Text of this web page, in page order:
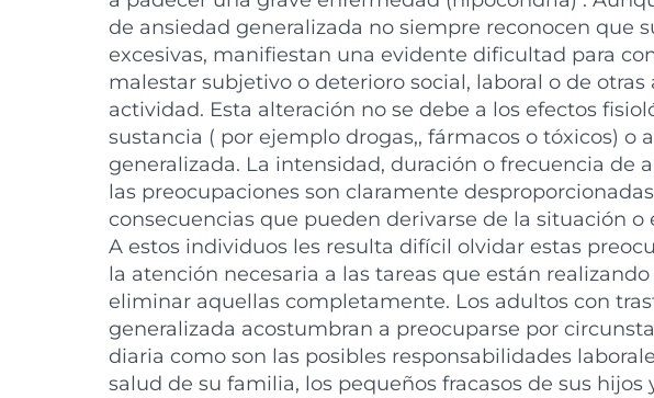
de ansiedad generalizada no siempre reconocen que
excesivas, manifiestan una evidente dificultad para
malestar subjetivo o deterioro social, laboral o de
actividad. Esta alteración no se debe a los efectos
sustancia ( por ejemplo drogas,, fármacos o tóxicos) o
generalizada. La intensidad, duración o frecuencia de
las preocupaciones son claramente
consecuencias que pueden derivarse de la situación
A estos individuos les resulta difícil olvidar estas
la atención necesaria a las tareas que están
eliminar aquellas completamente. Los adultos con
generalizada acostumbran a preocuparse por
diaria como son las posibles responsabilidades
salud de su familia, los pequeños fracasos de sus